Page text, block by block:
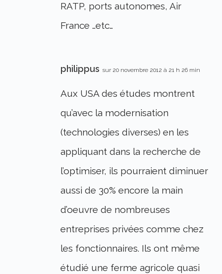
RATP, ports autonomes, Air
France …etc…
philippus sur 20 novembre 2012 à 21 h 26 min
Aux USA des études montrent
qu’avec la modernisation
(technologies diverses) en les
appliquant dans la recherche de
l’optimiser, ils pourraient diminuer
aussi de 30% encore la main
d’oeuvre de nombreuses
entreprises privées comme chez
les fonctionnaires. Ils ont même
étudié une ferme agricole quasi